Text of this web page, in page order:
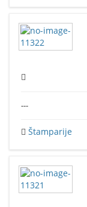
---
Štamparije